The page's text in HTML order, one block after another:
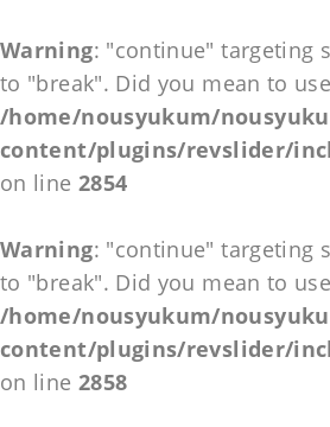
Warning: "continue" targeting
to "break". Did you mean to
/home/nousyukum/
content/plugins/revslider/
on line 2854
Warning: "continue" targeting
to "break". Did you mean to
/home/nousyukum/
content/plugins/revslider/
on line 2858